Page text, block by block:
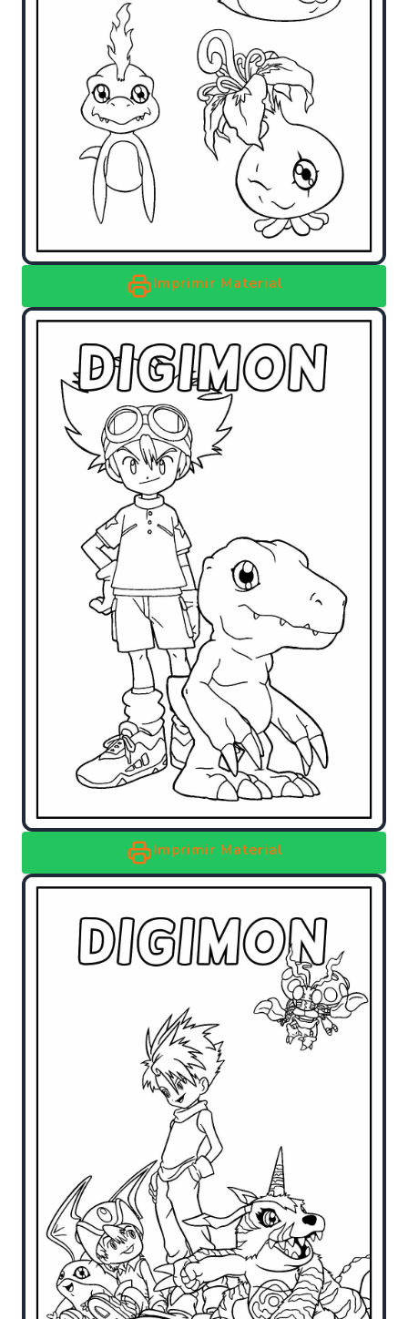
Imprimir Material
Imprimir Material